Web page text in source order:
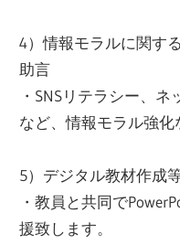
4）情報モラルに関す
助言
・SNSリテラシー、
など、情報モラル強化
5）デジタル教材作成
・教員と共同で
援致します。